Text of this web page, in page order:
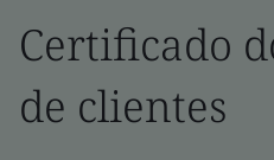
Certificado
de clientes